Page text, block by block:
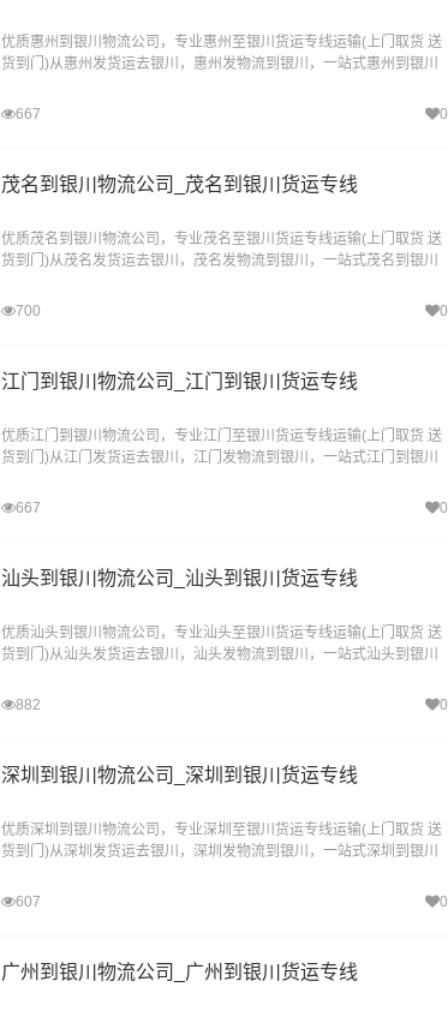
优质惠州到银川物流公司，专业惠州至银川货运专线运输(上门取货 送
货到门)从惠州发货运去银川，惠州发物流到银川，一站式惠州到银川
667
0
茂名到银川物流公司_茂名到银川货运专线
优质茂名到银川物流公司，专业茂名至银川货运专线运输(上门取货 送
货到门)从茂名发货运去银川，茂名发物流到银川，一站式茂名到银川
700
0
江门到银川物流公司_江门到银川货运专线
优质江门到银川物流公司，专业江门至银川货运专线运输(上门取货 送
货到门)从江门发货运去银川，江门发物流到银川，一站式江门到银川
667
0
汕头到银川物流公司_汕头到银川货运专线
优质汕头到银川物流公司，专业汕头至银川货运专线运输(上门取货 送
货到门)从汕头发货运去银川，汕头发物流到银川，一站式汕头到银川
882
0
深圳到银川物流公司_深圳到银川货运专线
优质深圳到银川物流公司，专业深圳至银川货运专线运输(上门取货 送
货到门)从深圳发货运去银川，深圳发物流到银川，一站式深圳到银川
607
0
广州到银川物流公司_广州到银川货运专线